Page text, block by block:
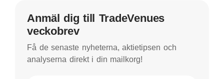
Anmäl dig till TradeVenues
veckobrev
Få de senaste nyheterna, aktietipsen och
analyserna direkt i din mailkorg!